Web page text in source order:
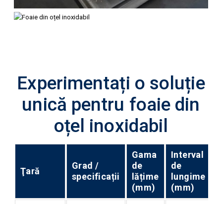
Experimentați o soluție
unică pentru foaie din
oțel inoxidabil
Ţară
Grad /
specificații
Gama
de
lățime
(mm)
Interval
de
lungime
(mm)